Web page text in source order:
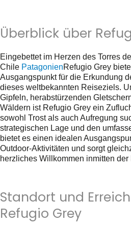
Überblick über
Eingebettet im Herzen des Torres
Chile PatagonienRefugio Grey
Ausgangspunkt für die Erkundung
dieses weltbekannten Reiseziels.
Gipfeln, herabstürzenden
Wäldern ist Refugio Grey ein
sowohl Trost als auch Aufregung
strategischen Lage und den
bietet es einen idealen
Outdoor-Aktivitäten und sorgt
herzliches Willkommen inmitten
Standort und
Refugio Grey